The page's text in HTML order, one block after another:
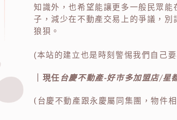
知識外，也希望能讓更多一般民眾
子，減少在不動產交易上的爭議，
狼狽。
(本站的建立也是時刻警惕我們自己
｜現任台慶不動產-好市多加盟店/星
(台慶不動產跟永慶屬同集團，物件